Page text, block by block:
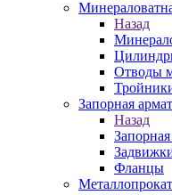
Назад
Отводы
Запорная
Назад
Фланцы
Металлопрокат